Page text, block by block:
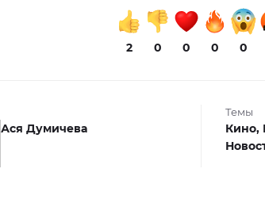
2 0 0 0 0
Ася Думичева
Темы
Кино,